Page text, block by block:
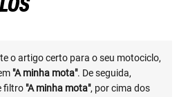
o artigo certo para o seu motociclo,
"A minha mota". De seguida,
filtro "A minha mota", por cima dos